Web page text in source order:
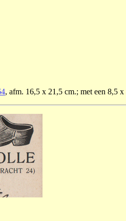
, afm. 16,5 x 21,5 cm.; met een 8,5